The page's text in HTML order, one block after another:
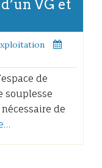
VG et
de
souplesse
de